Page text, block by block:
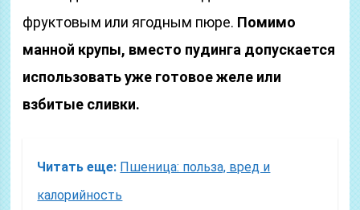
фруктовым или ягодным пюре. Помимо
манной крупы, вместо пудинга допускается
использовать уже готовое желе или
взбитые сливки.
Читать еще: Пшеница: польза, вред и
калорийность